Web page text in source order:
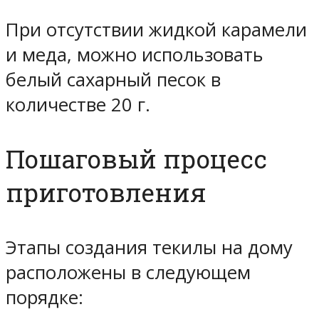
При отсутствии жидкой карамели
и меда, можно использовать
белый сахарный песок в
количестве 20 г.
Пошаговый процесс
приготовления
Этапы создания текилы на дому
расположены в следующем
порядке: